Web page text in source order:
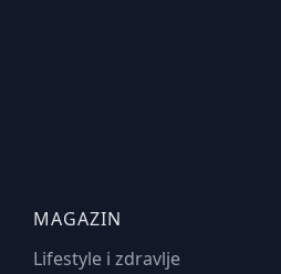
MAGAZIN
Lifestyle i zdravlje